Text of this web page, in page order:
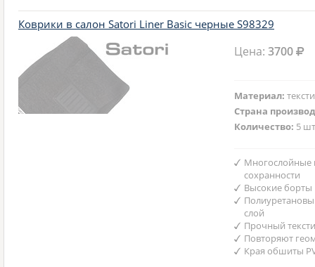
Коврики в салон Satori Liner Basic черные S98329
Цена:3700
Материал:
Страна
Количество: 5
Многослойные
сохранности
Высокие борты
слой
Прочный
Повторяют
Края обшиты